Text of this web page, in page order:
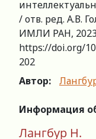
/ отв. ред. А.В.
ИМЛИ РАН,
https://doi.org/
202
Автор:
Информация
Лангбур Н.